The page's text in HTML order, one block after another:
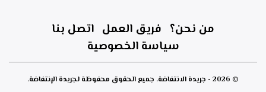
من نحن؟ فريق العمل اتصل بنا
سياسة الخصوصية
© 2026 - جريدة الانتفاضة. جميع الحقوق محفوظة لجريدة الإنتفاضة.